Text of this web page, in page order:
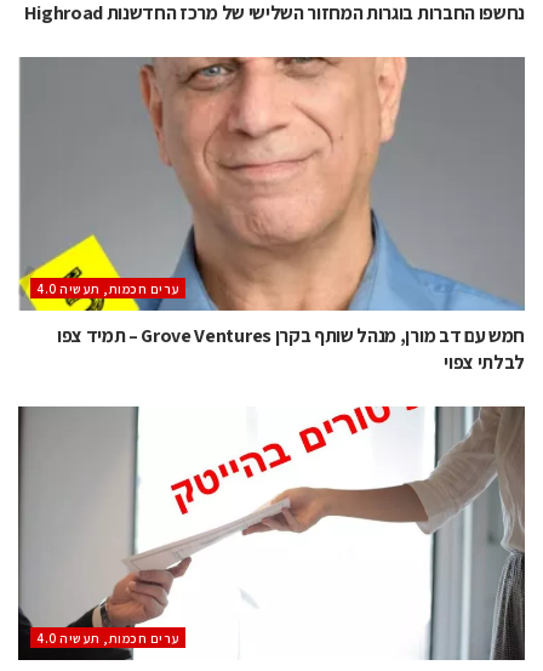
נחשפו החברות בוגרות המחזור השלישי של מרכז החדשנות Highroad
ערים חכמות, תעשיה 4.0
חמש עם דב מורן, מנהל שותף בקרן Grove Ventures – תמיד צפו
לבלתי צפוי
ערים חכמות, תעשיה 4.0